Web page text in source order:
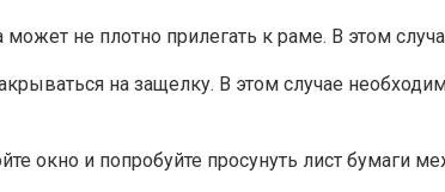
не плотно прилегать к раме. В этом
на защелку. В этом случае
окно и попробуйте просунуть лист бумаги